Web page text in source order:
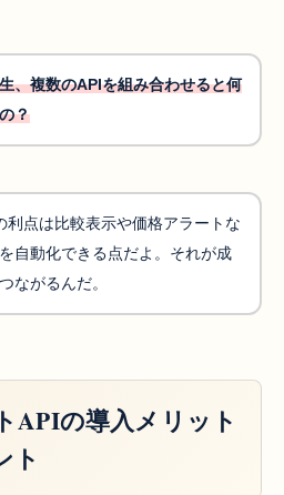
、複数のAPIを組み合わせると何
？
利点は比較表示や価格アラートな
自動化できる点だよ。それが成
ながるんだ。
APIの導入メリット
ト